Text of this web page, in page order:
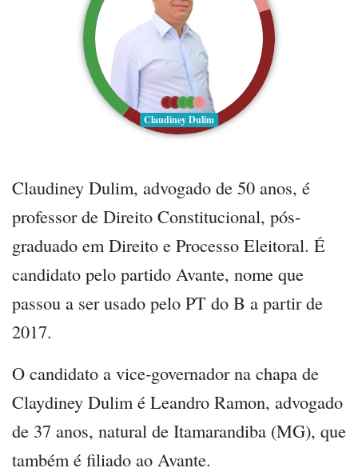
Claudiney Dulim
Claudiney Dulim, advogado de 50 anos, é
professor de Direito Constitucional, pós-
graduado em Direito e Processo Eleitoral. É
candidato pelo partido Avante, nome que
passou a ser usado pelo PT do B a partir de
2017.
O candidato a vice-governador na chapa de
Claydiney Dulim é Leandro Ramon, advogado
de 37 anos, natural de Itamarandiba (MG), que
também é filiado ao Avante.